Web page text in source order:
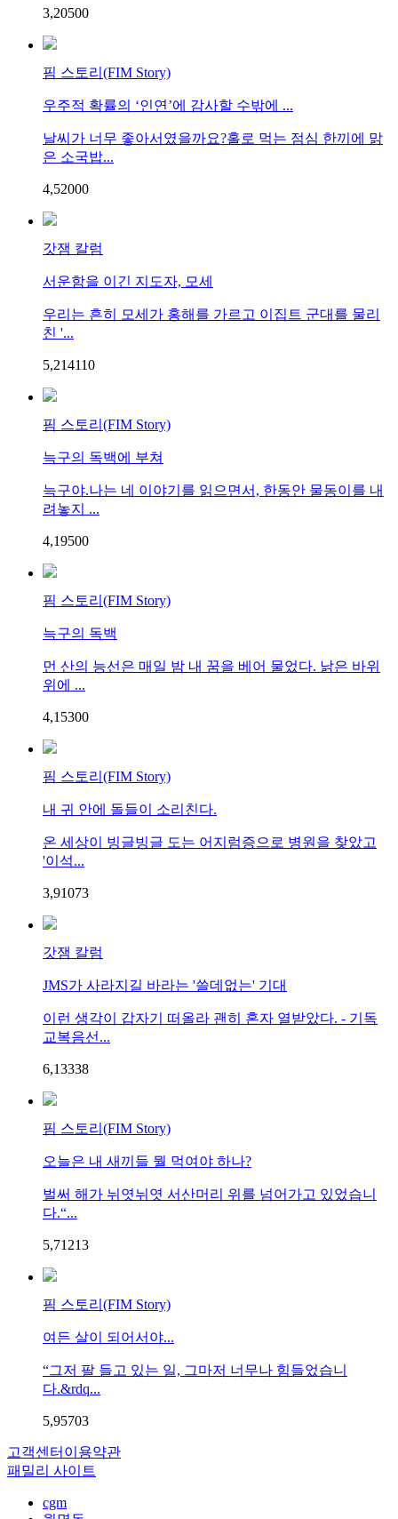
3,20500
핌 스토리(FIM Story)
우주적 확률의 ‘인연’에 감사할 수밖에 ...
날씨가 너무 좋아서였을까요?홀로 먹는 점심 한끼에 맑
은 소국밥...
4,52000
갓잼 칼럼
서운함을 이긴 지도자, 모세
우리는 흔히 모세가 홍해를 가르고 이집트 군대를 물리
친 '...
5,214110
핌 스토리(FIM Story)
늑구의 독백에 부쳐
늑구야.나는 네 이야기를 읽으면서, 한동안 물동이를 내
려놓지 ...
4,19500
핌 스토리(FIM Story)
늑구의 독백
먼 산의 능선은 매일 밤 내 꿈을 베어 물었다. 낡은 바위
위에 ...
4,15300
핌 스토리(FIM Story)
내 귀 안에 돌들이 소리친다.
온 세상이 빙글빙글 도는 어지럼증으로 병원을 찾았고
'이석...
3,91073
갓잼 칼럼
JMS가 사라지길 바라는 '쓸데없는' 기대
이런 생각이 갑자기 떠올라 괜히 혼자 열받았다. - 기독
교복음선...
6,13338
핌 스토리(FIM Story)
오늘은 내 새끼들 뭘 먹여야 하나?
벌써 해가 뉘엿뉘엿 서산머리 위를 넘어가고 있었습니
다.“...
5,71213
핌 스토리(FIM Story)
여든 살이 되어서야...
“그저 팔 들고 있는 일, 그마저 너무나 힘들었습니
다.&rdq...
5,95703
고객센터 이용약관
패밀리 사이트
cgm